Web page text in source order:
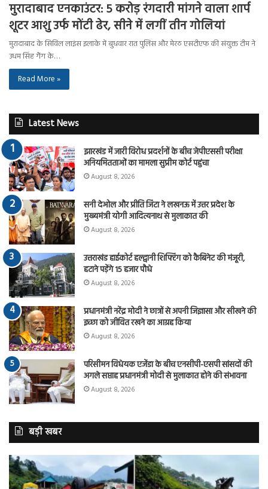
मुरादाबाद एनकाउंटर: 5 करोड़ रंगदारी मांगने वाला शार्प
शूटर आशु उर्फ मोंटी ढेर, सीने में लगीं तीन गोलियां
मुरादाबाद के सिविल लाइंस इलाके में बुधवार रात पुलिस और मेरठ एसटीएफ की संयुक्त टीम ने
उधम सिंह गैंग के…
Read More »
Latest News
झारखंड में जारी विरोध प्रदर्शनों के बीच जेपीएससी परीक्षा
अनियमितताओं का मामला सुप्रीम कोर्ट पहुंचा
August 8, 2026
सनी देओल और प्रीति जिंटा ने लखनऊ में उत्तर प्रदेश के
मुख्यमंत्री योगी आदित्यनाथ से मुलाकात की
August 8, 2026
उत्तराखंड हाईकोर्ट हल्द्वानी शिफ्टिंग को कैबिनेट की मंजूरी,
हटाने पड़ेंगे 15 हजार पौधे
August 8, 2026
प्रधानमंत्री नरेंद्र मोदी ने छात्रों से अपनी जिज्ञासा और सीखने की
इच्छा को जीवित रखने का आग्रह किया
August 8, 2026
परिसीमन विधेयक एजेंडा के बीच एनसीपी-एसपी सांसदों की
अगले सप्ताह प्रधानमंत्री मोदी से मुलाकात होने की संभावना
August 8, 2026
बड़ी खबर